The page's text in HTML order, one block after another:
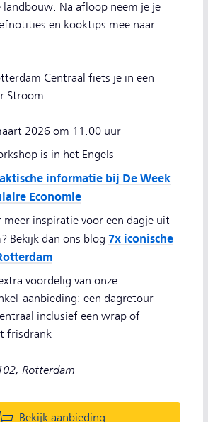
landbouw. Na afloop neem je je
en kooktips mee naar
Centraal fiets je in een
Stroom.
2026 om 11.00 uur
is in het Engels
informatie bij De Week
Economie
meer inspiratie voor een dagje uit
Bekijk dan ons blog 7x iconische
voordelig van onze
aanbieding: een dagretour
inclusief een wrap of
frisdrank
Rotterdam
Bekijk aanbieding